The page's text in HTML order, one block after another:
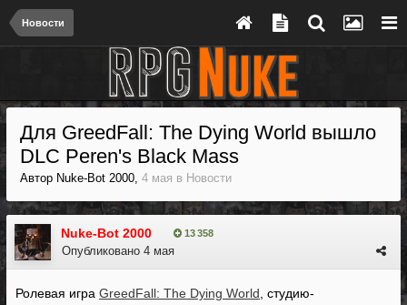
Новости
Для GreedFall: The Dying World вышло
DLC Peren's Black Mass
Автор Nuke-Bot 2000, 4 мая в Новости
Nuke-Bot 2000 13 358
Опубликовано 4 мая
Ролевая игра GreedFall: The Dying World , студию-